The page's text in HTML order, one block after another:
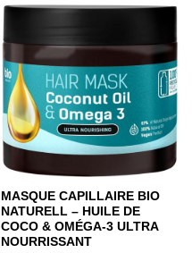
MASQUE CAPILLAIRE BIO
NATURELL – HUILE DE
COCO & OMÉGA-3 ULTRA
NOURRISSANT